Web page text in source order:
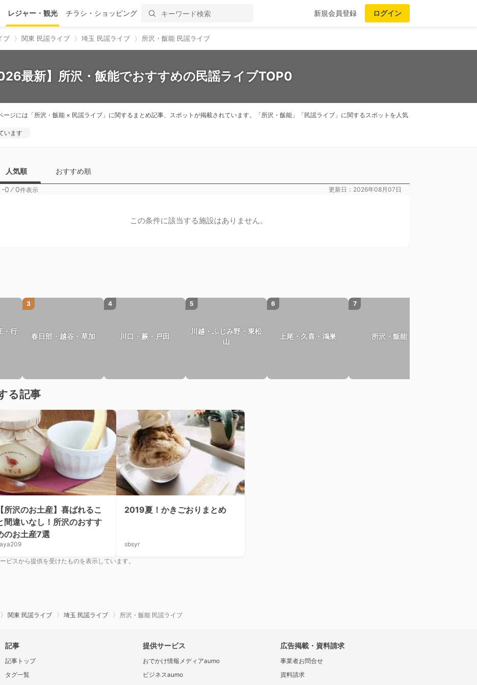
レジャー・観光 チラシ・ショッピング 新規会員登録 ログイン
ブ 関東 民謡ライブ 埼玉 民謡ライブ 所沢・飯能 民謡ライブ
最新】所沢・飯能でおすすめの民謡ライブTOP0
ジには「所沢・飯能 × 民謡ライブ」に関するまとめ記事、スポットが掲載されています。「所沢・飯能」「民謡ライブ」に関するスポットを人気
います
人気順 おすすめ順
-0 ⁄0件表示 更新日：2026年08月07日
この条件に該当する施設はありません。
・行
3
春日部・越谷・草加
4
川口・蕨・戸田
5
川越・ふじみ野・東松
山
6
上尾・久喜・鴻巣
7
所沢・飯能
る記事
【所沢のお土産】喜ばれるこ
間違いなし！所沢のおすす
のお土産7選
2019夏！かきごおりまとめ
sbsyr
ビスから提供を受けたものを表示しています。
関東 民謡ライブ 埼玉 民謡ライブ 所沢・飯能 民謡ライブ
記事
記事トップ
タグ一覧
提供サービス
おでかけ情報メディアaumo
ビジネスaumo
広告掲載・資料請求
事業者お問合せ
資料請求